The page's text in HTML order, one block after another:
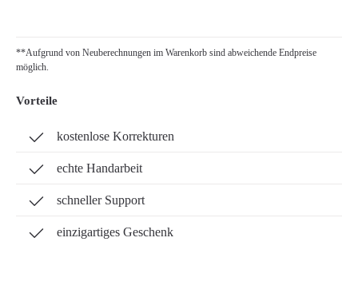
**Aufgrund von Neuberechnungen im Warenkorb sind abweichende Endpreise
möglich.
Vorteile
kostenlose Korrekturen
echte Handarbeit
schneller Support
einzigartiges Geschenk